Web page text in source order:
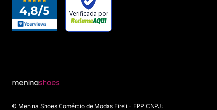
© Menina Shoes Comércio de Modas Eireli - EPP CNPJ: